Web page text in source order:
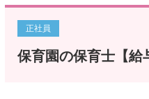
正社員
保育園の保育士【給